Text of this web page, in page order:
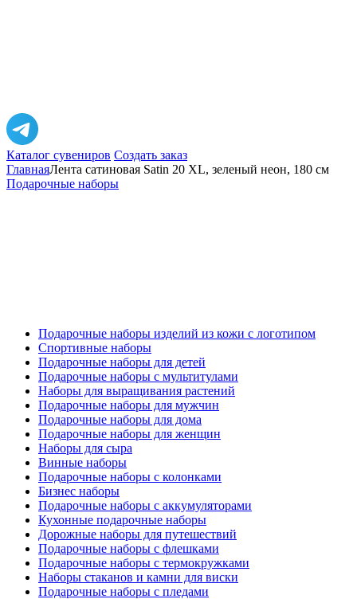
Каталог сувениров Создать заказ
ГлавнаяЛента сатиновая Satin 20 XL, зеленый неон, 180 см
Подарочные наборы
Подарочные наборы изделий из кожи с логотипом
Спортивные наборы
Подарочные наборы для детей
Подарочные наборы с мультитулами
Наборы для выращивания растений
Подарочные наборы для мужчин
Подарочные наборы для дома
Подарочные наборы для женщин
Наборы для сыра
Винные наборы
Подарочные наборы с колонками
Бизнес наборы
Подарочные наборы с аккумуляторами
Кухонные подарочные наборы
Дорожные наборы для путешествий
Подарочные наборы с флешками
Подарочные наборы с термокружками
Наборы стаканов и камни для виски
Подарочные наборы с пледами